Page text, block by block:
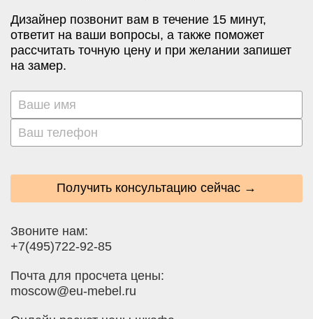
Дизайнер позвонит вам в течение 15 минут,
ответит на ваши вопросы, а также поможет
рассчитать точную цену и при желании запишет
на замер.
Получить консультацию сейчас →
Звоните нам:
+7(495)722-92-85
Почта для просчета цены:
moscow@eu-mebel.ru